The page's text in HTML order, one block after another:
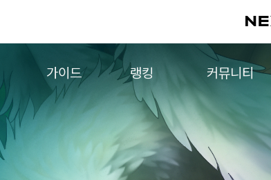
가이드 랭킹
컨텐츠 랭킹
커뮤니티
자유게시판
메이플 아트
메이플 코디
메이플스토리 파트너스